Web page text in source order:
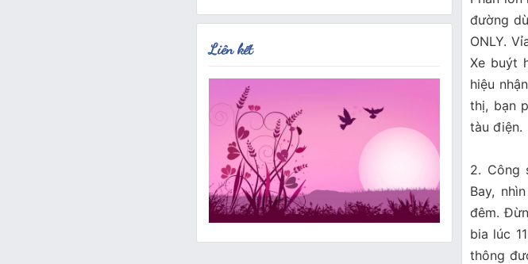
đường
ONLY.
Xe buýt
hiệu
thị, bạn
tàu điện.
2. Công
Bay,
đêm.
bia lúc
thông
Liên kết